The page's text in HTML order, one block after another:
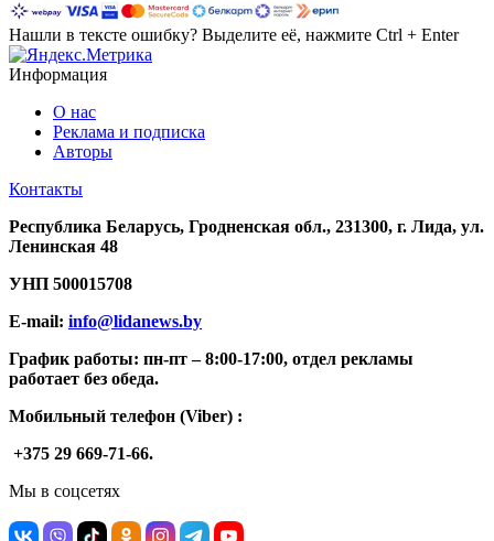
Нашли в тексте ошибку? Выделите её, нажмите Ctrl + Enter
Информация
О нас
Реклама и подписка
Авторы
Контакты
Республика Беларусь, Гродненская обл., 231300, г. Лида, ул.
Ленинская 48
УНП 500015708
E-mail: info@lidanews.by
График работы: пн-пт –8:00-17:00, отдел рекламы
работает без обеда.
Мобильный телефон (Viber) :
+375 29 669-71-66.
Мы в соцсетях